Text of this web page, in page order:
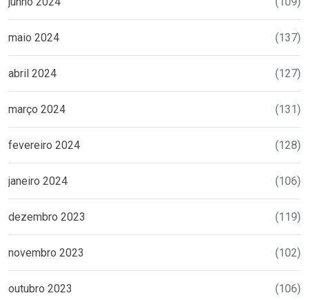
maio 2024 (137)
abril 2024 (127)
março 2024 (131)
fevereiro 2024 (128)
janeiro 2024 (106)
dezembro 2023 (119)
novembro 2023 (102)
outubro 2023 (106)